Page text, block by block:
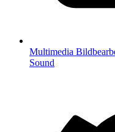
Multimedia
Sound